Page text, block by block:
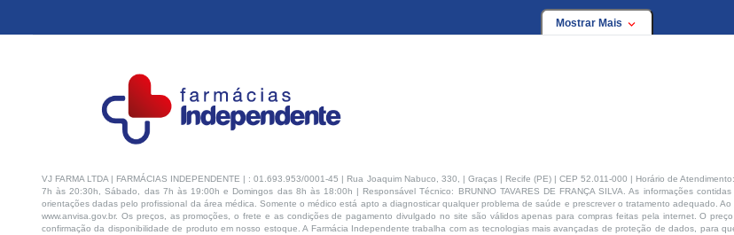
Mostrar Mais
VJ FARMA LTDA | FARMÁCIAS INDEPENDENTE | : 01.693.953/0001-45 | Rua Joaquim Nabuco, 330, | Graças | Recife (PE) | CEP 52.011-000 | Horário de
7h às 20:30h, Sábado, das 7h às 19:00h e Domingos das 8h às 18:00h | Responsável Técnico: BRUNNO TAVARES DE FRANÇA SILVA. As informações
orientações dadas pelo profissional da área médica. Somente o médico está apto a diagnosticar qualquer problema de saúde e prescrever o tratamento adequado.
www.anvisa.gov.br. Os preços, as promoções, o frete e as condições de pagamento divulgado no site são válidos apenas para compras feitas pela internet. O
confirmação da disponibilidade de produto em nosso estoque. A Farmácia Independente trabalha com as tecnologias mais avançadas de proteção de dados, para